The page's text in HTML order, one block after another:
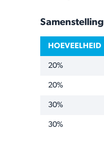
Samenstelling
HOEVEELHEID
20%
20%
30%
30%